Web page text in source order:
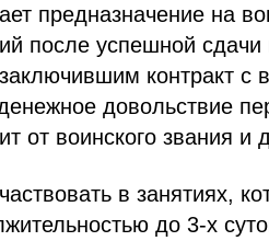
предназначение на
после успешной
контракт с
довольствие
от воинского звания и
в занятиях,
до 3-х